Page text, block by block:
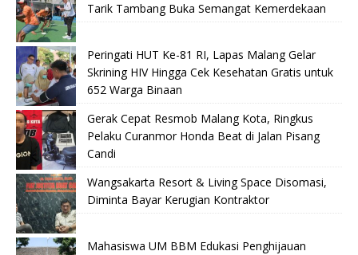
Tarik Tambang Buka Semangat Kemerdekaan
Peringati HUT Ke-81 RI, Lapas Malang Gelar
Skrining HIV Hingga Cek Kesehatan Gratis untuk
652 Warga Binaan
Gerak Cepat Resmob Malang Kota, Ringkus
Pelaku Curanmor Honda Beat di Jalan Pisang
Candi
Wangsakarta Resort & Living Space Disomasi,
Diminta Bayar Kerugian Kontraktor
Mahasiswa UM BBM Edukasi Penghijauan